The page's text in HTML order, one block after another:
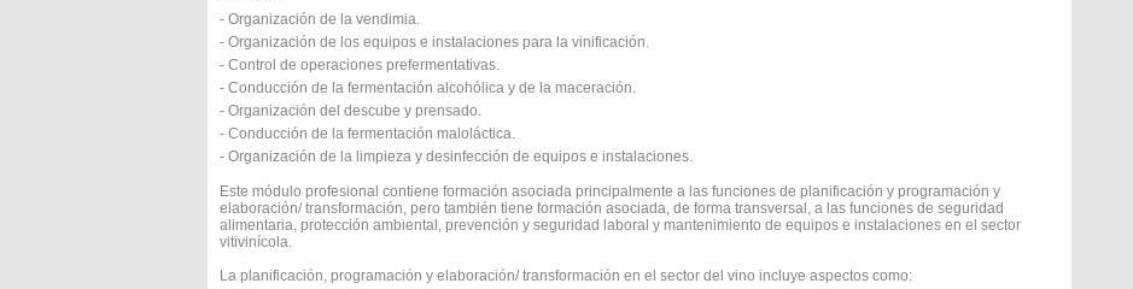
- Organización de la vendimia.
- Organización de los equipos e instalaciones para la vinificación.
- Control de operaciones prefermentativas.
- Conducción de la fermentación alcohólica y de la maceración.
- Organización del descube y prensado.
- Conducción de la fermentación maloláctica.
- Organización de la limpieza y desinfección de equipos e instalaciones.
Este módulo profesional contiene formación asociada principalmente a las funciones de planificación y programación y
elaboración/ transformación, pero también tiene formación asociada, de forma transversal, a las funciones de seguridad
alimentaria, protección ambiental, prevención y seguridad laboral y mantenimiento de equipos e instalaciones en el sector
vitivinícola.
La planificación, programación y elaboración/ transformación en el sector del vino incluye aspectos como: